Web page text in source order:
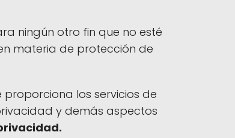
ningún otro fin que no esté
materia de protección de
proporciona los servicios de
y demás aspectos